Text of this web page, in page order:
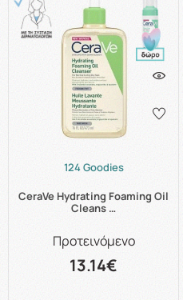
124 Goodies
CeraVe Hydrating Foaming Oil
Cleans …
Προτεινόμενο
13.14€